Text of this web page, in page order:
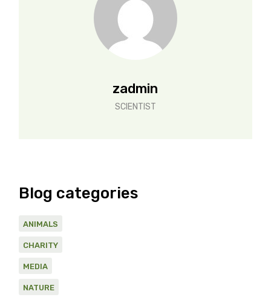
zadmin
SCIENTIST
Blog categories
ANIMALS
CHARITY
MEDIA
NATURE